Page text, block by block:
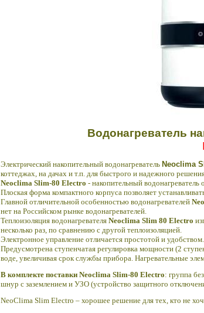
Водонагреватель
Электрический накопительный водонагреватель Neoclima
коттеджах, на дачах и т.п. для быстрого и надежного
Neoclima Slim-80 Electro - накопительный
Плоская форма компактного корпуса позволяет
Главной отличительной особенностью водонагревателей
нет на Российском рынке водонагревателей.
Теплоизоляция водонагревателя Neoclima Slim 80 Electro
несколько раз, по сравнению с другой теплоизоляцией.
Электронное управление отличается простотой и
Предусмотрена ступенчатая регулировка мощности (2
воде, увеличивая срок службы прибора. Нагревательные
В комплекте поставки Neoclima Slim-80 Electro: группа
шнур с заземлением и УЗО (устройство защитного
NeoClima Slim Electro – хорошее решение для тех, кто не